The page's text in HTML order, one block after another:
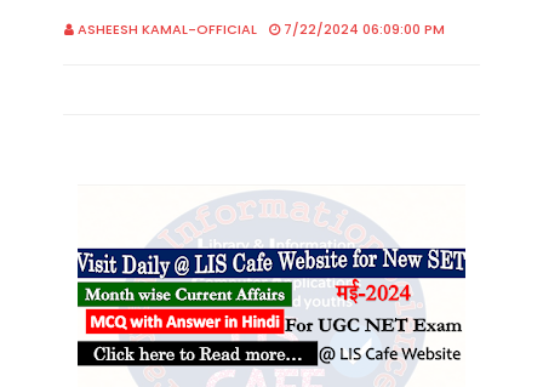
ASHEESH KAMAL-OFFICIAL 7/22/2024 06:09:00 PM